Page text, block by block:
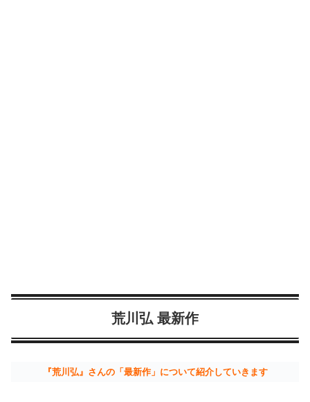
荒川弘 最新作
『荒川弘』さんの「最新作」について紹介していきます